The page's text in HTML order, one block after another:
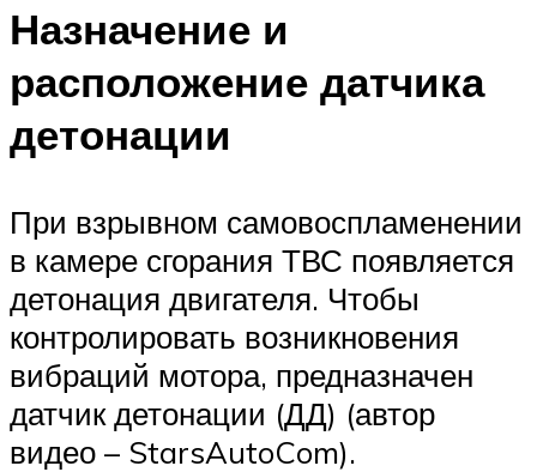
Назначение и
расположение датчика
детонации
При взрывном самовоспламенении
в камере сгорания ТВС появляется
детонация двигателя. Чтобы
контролировать возникновения
вибраций мотора, предназначен
датчик детонации (ДД) (автор
видео – StarsAutoCom).